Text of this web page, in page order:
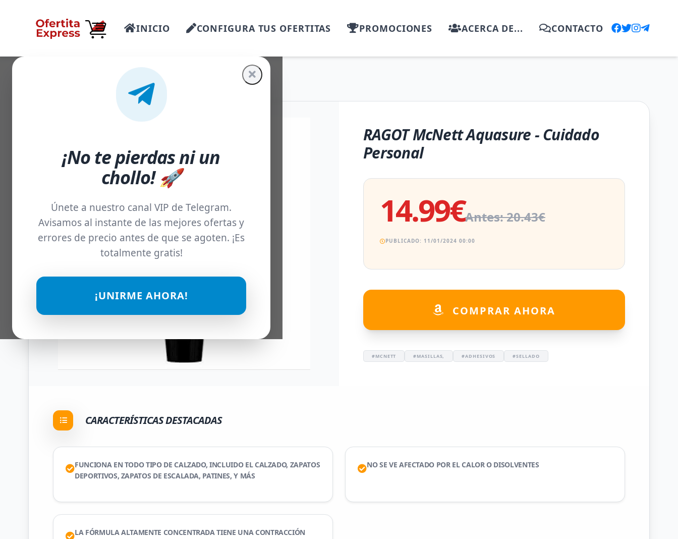
INICIO CONFIGURA TUS OFERTITAS PROMOCIONES ACERCA DE... CONTACTO
¡No te pierdas ni un
chollo! 🚀
Únete a nuestro canal VIP de Telegram.
Avisamos al instante de las mejores ofertas y
errores de precio antes de que se agoten. ¡Es
totalmente gratis!
¡UNIRME AHORA!
RAGOT McNett Aquasure - Cuidado
Personal
14.99€Antes: 20.43€
PUBLICADO: 11/01/2024 00:00
COMPRAR AHORA
#MCNETT #MASILLAS, #ADHESIVOS #SELLADO
CARACTERÍSTICAS DESTACADAS
FUNCIONA EN TODO TIPO DE CALZADO, INCLUIDO EL CALZADO, ZAPATOS
DEPORTIVOS, ZAPATOS DE ESCALADA, PATINES, Y MÁS
NO SE VE AFECTADO POR EL CALOR O DISOLVENTES
LA FÓRMULA ALTAMENTE CONCENTRADA TIENE UNA CONTRACCIÓN